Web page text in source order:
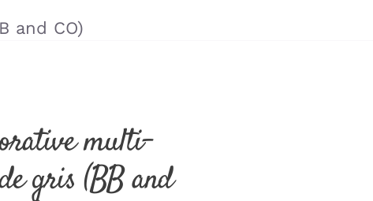
and CO)
multi-
gris (BB and